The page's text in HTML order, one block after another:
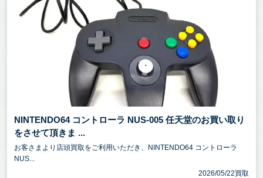
NINTENDO64 コントローラ NUS-005 任天堂のお買い取り
をさせて頂きま ...
お客さまより店頭買取をご利用いただき、NINTENDO64 コントローラ
NUS...
2026/05/22買取